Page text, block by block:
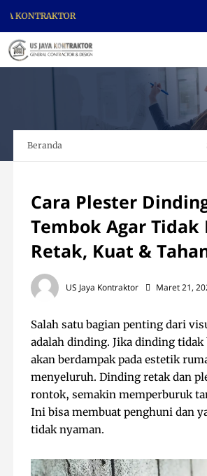
Beranda
Cara Plester
Tembok Agar Tidak
Retak, Kuat &
US Jaya Kontraktor Maret 21,
Salah satu bagian penting dari
adalah dinding. Jika dinding tidak
akan berdampak pada estetik
menyeluruh. Dinding retak dan
rontok, semakin memperburuk
Ini bisa membuat penghuni dan
tidak nyaman.